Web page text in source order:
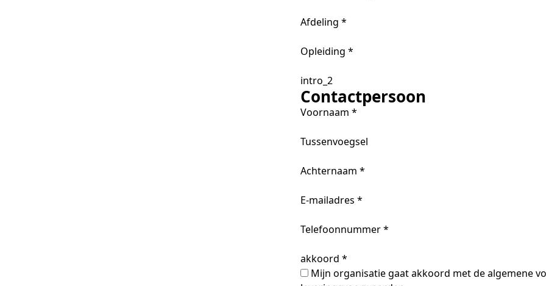
Afdeling *
Opleiding *
intro_2
Contactpersoon
Voornaam *
Tussenvoegsel
Achternaam *
E-mailadres *
Telefoonnummer*
akkoord *
Mijn organisatie gaat akkoord met de algemene